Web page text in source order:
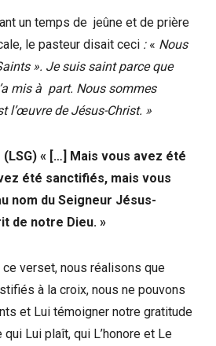
un temps de jeûne et de prière
le pasteur disait ceci : « Nous
». Je suis saint parce que
mis à part. Nous sommes
l’œuvre de Jésus-Christ. »
(LSG) « […] Mais vous avez été
été sanctifiés, mais vous
nom du Seigneur Jésus-
de notre Dieu. »
verset, nous réalisons que
à la croix, nous ne pouvons
et Lui témoigner notre gratitude
qui Lui plaît, qui L’honore et Le